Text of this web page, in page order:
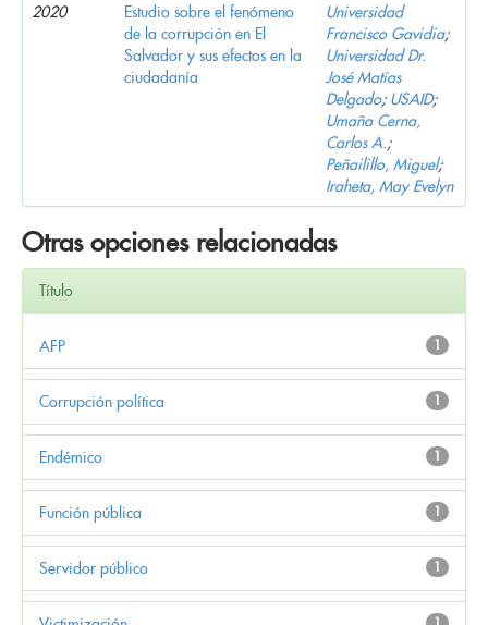
2020
Estudio sobre el fenómeno
de la corrupción en El
Salvador y sus efectos en la
ciudadanía
Universidad
Francisco Gavidia;
Universidad Dr.
José Matías
Delgado; USAID;
Umaña Cerna,
Carlos A.;
Peñailillo, Miguel;
Iraheta, May Evelyn
Otras opciones relacionadas
Título
1
AFP
1
Corrupción política
1
Endémico
1
Función pública
1
Servidor público